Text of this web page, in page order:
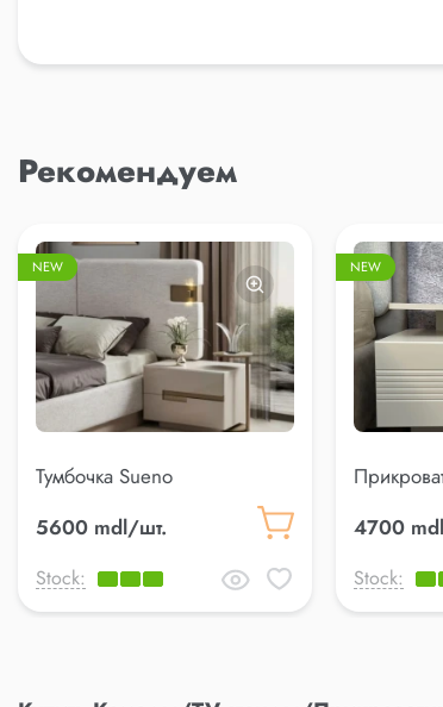
Рекомендуем
NEW
Тумбочка Sueno
5600 mdl/шт.
Stock:
NEW
4700
Stock: